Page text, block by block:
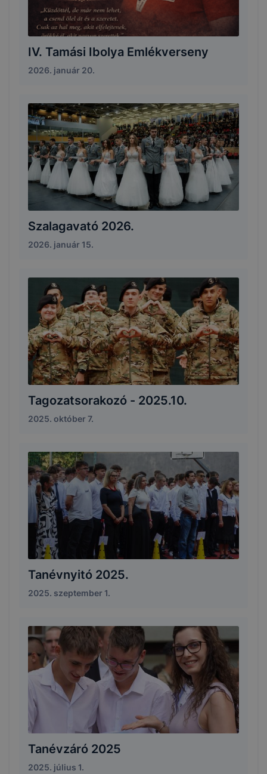
IV. Tamási Ibolya Emlékverseny
2026. január 20.
Szalagavató 2026.
2026. január 15.
Tagozatsorakozó - 2025.10.
2025. október 7.
Tanévnyitó 2025.
2025. szeptember 1.
Tanévzáró 2025
2025. július 1.